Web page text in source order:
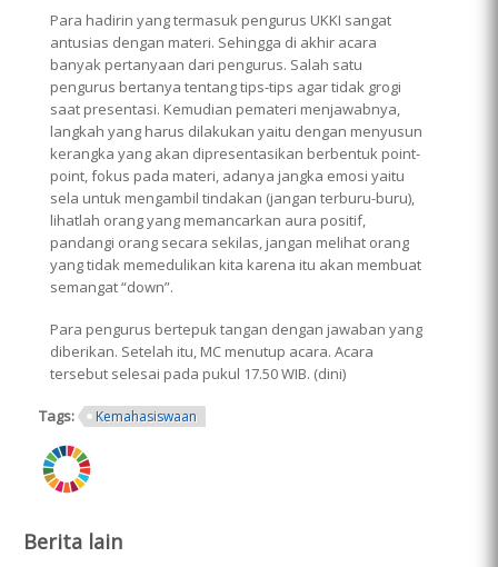
Para hadirin yang termasuk pengurus UKKI sangat
antusias dengan materi. Sehingga di akhir acara
banyak pertanyaan dari pengurus. Salah satu
pengurus bertanya tentang tips-tips agar tidak grogi
saat presentasi. Kemudian pemateri menjawabnya,
langkah yang harus dilakukan yaitu dengan menyusun
kerangka yang akan dipresentasikan berbentuk point-
point, fokus pada materi, adanya jangka emosi yaitu
sela untuk mengambil tindakan (jangan terburu-buru),
lihatlah orang yang memancarkan aura positif,
pandangi orang secara sekilas, jangan melihat orang
yang tidak memedulikan kita karena itu akan membuat
semangat “down”.
Para pengurus bertepuk tangan dengan jawaban yang
diberikan. Setelah itu, MC menutup acara. Acara
tersebut selesai pada pukul 17.50 WIB. (dini)
Tags: Kemahasiswaan
ring.png
Berita lain